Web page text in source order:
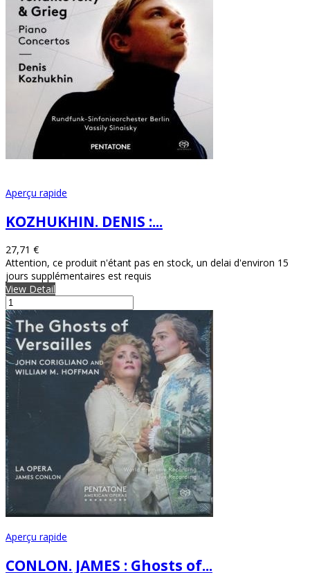
Aperçu rapide
KOZHUKHIN. DENIS :...
27,71 €
Attention, ce produit n'étant pas en stock, un delai d'environ 15
jours supplémentaires est requis
View Detail
Aperçu rapide
CONLON. JAMES : Ghosts of...